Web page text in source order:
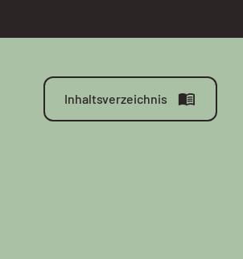
Inhaltsverzeichnis